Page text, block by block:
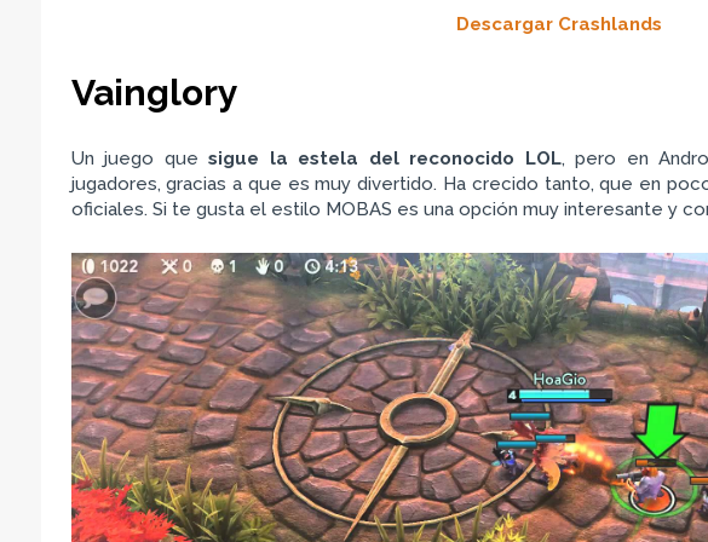
Descargar Crashlands
Vainglory
Un juego que sigue la estela del reconocido LOL, pero en
jugadores, gracias a que es muy divertido. Ha crecido tanto, que en
oficiales. Si te gusta el estilo MOBAS es una opción muy interesante y